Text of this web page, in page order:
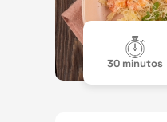
30 minutos